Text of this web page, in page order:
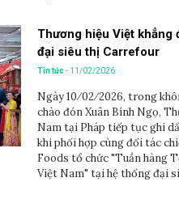
Thương hiệu Việt khẳng
đại siêu thị Carrefour
Tin tức- 11/02/2026
Ngày 10⁄02⁄2026, trong
chào đón Xuân Bính Ngọ,
Nam tại Pháp tiếp tục ghi
khi phối hợp cùng đối tác
Foods tổ chức "Tuần hàng
Việt Nam" tại hệ thống đại